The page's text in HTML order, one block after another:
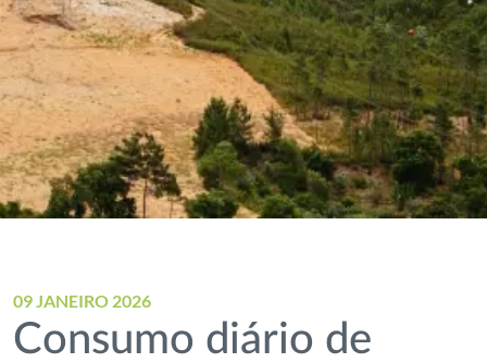
09 JANEIRO 2026
Consumo diário de